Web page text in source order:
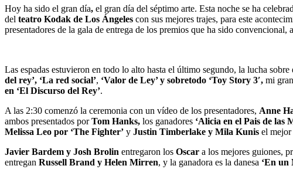
Hoy ha sido el gran día, el gran día del séptimo arte. Esta noche se ha
del teatro Kodak de Los Ángeles con sus mejores trajes, para este
presentadores de la gala de entrega de los premios que ha sido
Las espadas estuvieron en todo lo alto hasta el último segundo, la lucha
del rey’, ‘La red social’, ‘Valor de Ley’ y sobretodo ‘Toy Story 3′, mi
en ‘El Discurso del Rey’.
A las 2:30 comenzó la ceremonia con un vídeo de los presentadores, Anne
ambos presentados porTom Hanks, los ganadores ‘Alicia en el Pais de las
Melissa Leo por ‘The Fighter’ y Justin Timberlake y Mila Kunis el mejor
Javier Bardem y Josh Brolin entregaron los Oscar a los mejores guiones,
entregan Russell Brand y Helen Mirren, y la ganadora es la danesa ‘En un